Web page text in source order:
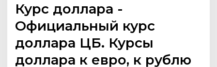
Курс доллара -
Официальный курс
доллара ЦБ. Курсы
доллара к евро, к рублю